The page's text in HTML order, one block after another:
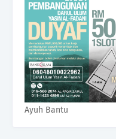
Ayuh Bantu